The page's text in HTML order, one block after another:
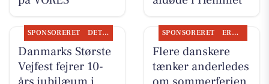
SPONSORERET DET SKER
Danmarks Største
Vejfest fejrer 10-
SPONSORERET ERHVERV
Flere danskere
tænker anderledes